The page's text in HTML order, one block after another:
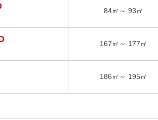
84㎡～ 93㎡
167㎡～ 177㎡
186㎡～ 195㎡